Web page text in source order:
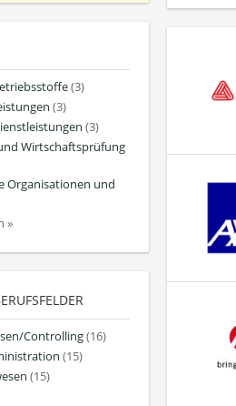
(3)
(3)
(3)
Wirtschaftsprüfung
Organisationen und
»
Controlling(16)
(15)
(15)